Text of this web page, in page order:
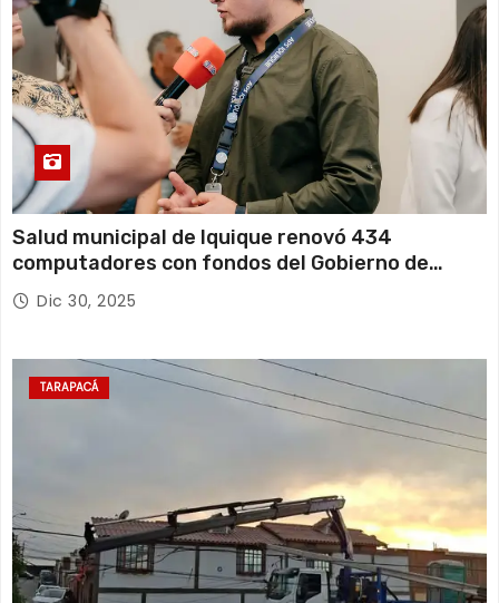
Salud municipal de Iquique renovó 434
computadores con fondos del Gobierno de
Tarapacá
Dic 30, 2025
TARAPACÁ